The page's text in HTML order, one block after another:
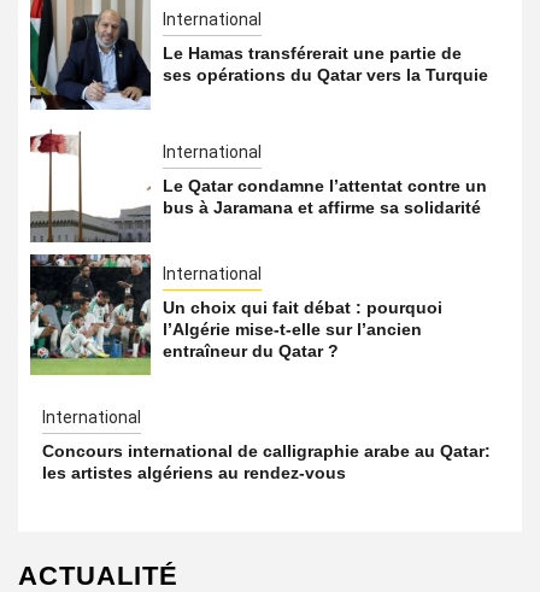
International
Le Hamas transférerait une partie de
ses opérations du Qatar vers la Turquie
International
Le Qatar condamne l’attentat contre un
bus à Jaramana et affirme sa solidarité
International
Un choix qui fait débat : pourquoi
l’Algérie mise-t-elle sur l’ancien
entraîneur du Qatar ?
International
Concours international de calligraphie arabe au Qatar:
les artistes algériens au rendez-vous
ACTUALITÉ